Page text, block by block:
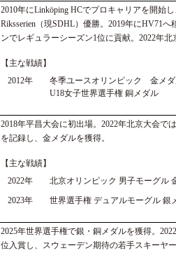
2010年にLinköping HCでプロキャリアを開始し
Riksserien（現SDHL）優勝。2019年にHV71へ
ンでレギュラーシーズン1位に貢献。2022年北
【主な戦績】
2012年
冬季ユースオリンピック 金メ
U18女子世界選手権 銅メダル
2018年平昌大会に初出場。2022年北京大会で
を記録し、金メダルを獲得。
【主な戦績】
2022年
北京オリンピック 男子モーグル
2023年
世界選手権 デュアルモーグル 銀
2025年世界選手権で銀・銅メダルを獲得。
位入賞し、スウェーデン期待の若手スキーヤー